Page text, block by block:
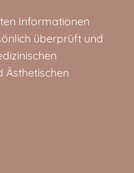
Informationen
überprüft und
Ästhetischen